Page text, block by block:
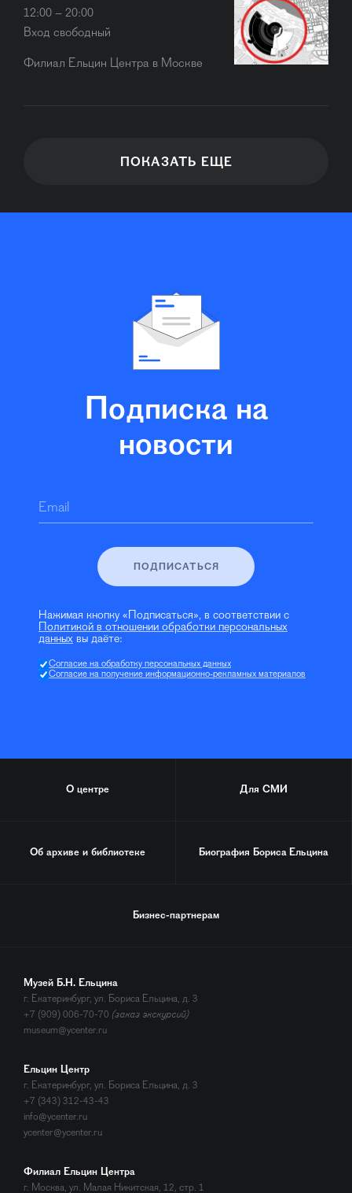
12:00 – 20:00
Вход свободный
Филиал Ельцин Центра в Москве
ПОКАЗАТЬ ЕЩЕ
Подписка на
новости
Email
ПОДПИСАТЬСЯ
Нажимая кнопку «Подписаться», в соответствии с
Политикой в отношении обработки персональных
данных вы даёте:
Согласие на обработку персональных данных
Согласие на получение информационно-рекламных материалов
О центре Для СМИ
Об архиве и библиотеке Биография Бориса Ельцина
Бизнес-партнерам
Музей Б.Н. Ельцина
г. Екатеринбург, ул. Бориса Ельцина, д. 3
+7 (909) 006-70-70 (заказ экскурсий)
museum@ycenter.ru
Ельцин Центр
г. Екатеринбург, ул. Бориса Ельцина, д. 3
+7 (343) 312-43-43
info@ycenter.ru
ycenter@ycenter.ru
Филиал Ельцин Центра
г. Москва, ул. Малая Никитская, 12, стр. 1